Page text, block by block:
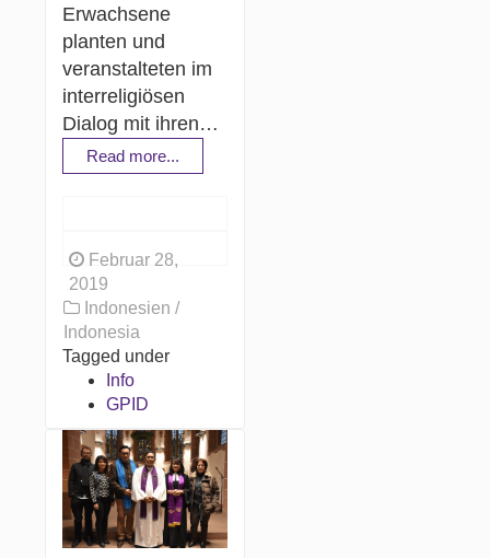
Erwachsene
planten und
veranstalteten im
interreligiösen
Dialog mit ihren…
Read more...
Februar 28,
2019
Indonesien /
Indonesia
Tagged under
Info
GPID